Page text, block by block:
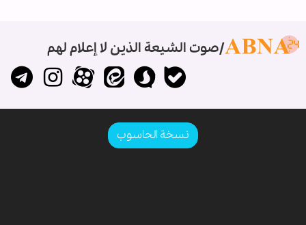
صوت الشيعة الذين لا إعلام لهم
نسخة الحاسوب